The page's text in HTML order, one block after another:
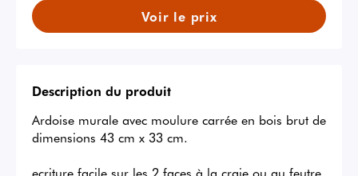
Voir le prix
Description du produit
Ardoise murale avec moulure carrée en bois brut de
dimensions 43 cm x 33 cm.
ecriture facile sur les 2 faces à la craie ou au feutre